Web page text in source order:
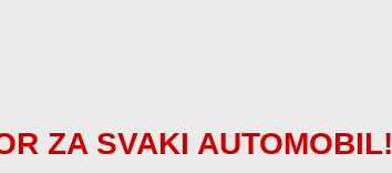
ZA SVAKI AUTOMOBIL!